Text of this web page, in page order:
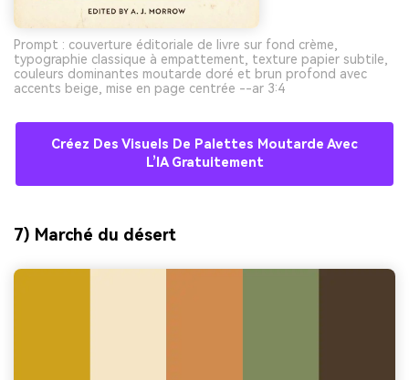
Prompt : couverture éditoriale de livre sur fond crème,
typographie classique à empattement, texture papier subtile,
couleurs dominantes moutarde doré et brun profond avec
accents beige, mise en page centrée --ar 3:4
Créez Des Visuels De Palettes Moutarde Avec
L’IA Gratuitement
7) Marché du désert